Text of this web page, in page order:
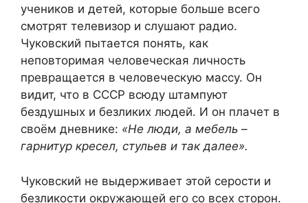
учеников и детей, которые больше всего
смотрят телевизор и слушают радио.
Чуковский пытается понять, как
неповторимая человеческая личность
превращается в человеческую массу. Он
видит, что в СССР всюду штампуют
бездушных и безликих людей. И он плачет в
своём дневнике: «Не люди, а мебель –
гарнитур кресел, стульев и так далее».
Чуковский не выдерживает этой серости и
безликости окружающей его со всех сторон.